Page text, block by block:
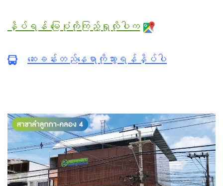
နှိပ်ရန် မြေပုံကိုကြည့်ရှုလိုပါက
ဆေးခန်းတည်နေရာကိုသွားရန်နှိပ်ပါ